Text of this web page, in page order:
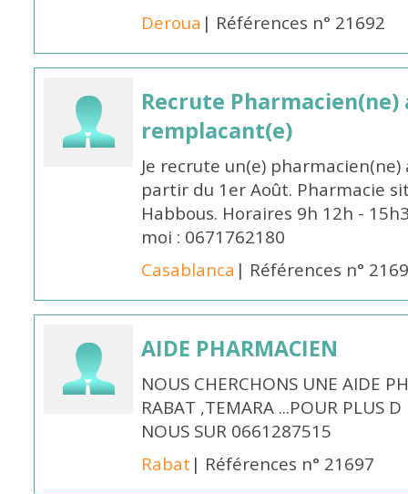
Deroua | Références n° 21692
Recrute
remplacant(e)
Je recrute un(e)
partir du 1er Août. Pharmacie
Habbous. Horaires 9h 12h -
moi : 0671762180
Casablanca | Références n°
AIDE PHARMACIEN
NOUS CHERCHONS UNE AIDE
RABAT ,TEMARA ...POUR PLUS
NOUS SUR 0661287515
Rabat | Références n° 21697